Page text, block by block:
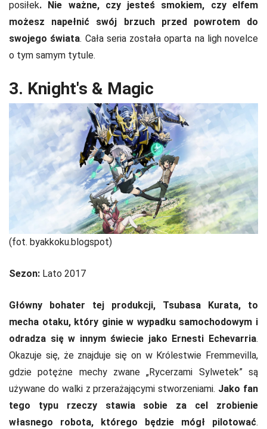
posiłek. Nie ważne, czy jesteś smokiem, czy elfem
możesz napełnić swój brzuch przed powrotem do
swojego świata. Cała seria została oparta na ligh novelce
o tym samym tytule.
3. Knight's & Magic
(fot. byakkoku.blogspot)
Sezon: Lato 2017
Główny bohater tej produkcji, Tsubasa Kurata, to
mecha otaku, który ginie w wypadku samochodowym i
odradza się w innym świecie jako Ernesti Echevarria.
Okazuje się, że znajduje się on w Królestwie Fremmevilla,
gdzie potężne mechy zwane „Rycerzami Sylwetek” są
używane do walki z przerażającymi stworzeniami. Jako fan
tego typu rzeczy stawia sobie za cel zrobienie
własnego robota, którego będzie mógł pilotować.